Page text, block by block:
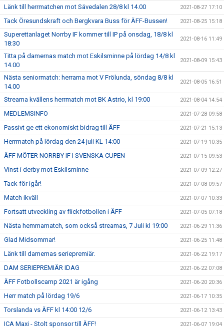
Länk till herrmatchen mot Sävedalen 28/8 kl 14.00 2021-08-27 17:10
Tack Öresundskraft och Bergkvara Buss för ÄFF-Bussen! 2021-08-25 15:18
Superettanlaget Norrby IF kommer till IP på onsdag, 18/8 kl
18:30
2021-08-16 11:49
Titta på damernas match mot Eskilsminne på lördag 14/8 kl
14.00
2021-08-09 15:43
Nästa seniormatch: herrarna mot V Frölunda, söndag 8/8 kl
14.00
2021-08-05 16:51
Streama kvällens herrmatch mot BK Astrio, kl 19:00 2021-08-04 14:54
MEDLEMSINFO 2021-07-28 09:58
Passivt ge ett ekonomiskt bidrag till ÄFF 2021-07-21 15:13
Herrmatch på lördag den 24 juli KL 14:00 2021-07-19 10:35
ÄFF MÖTER NORRBY IF I SVENSKA CUPEN 2021-07-15 09:53
Vinst i derby mot Eskilsminne 2021-07-09 12:27
Tack för igår! 2021-07-08 09:57
Match ikväll 2021-07-07 10:33
Fortsatt utveckling av flickfotbollen i ÄFF 2021-07-05 07:18
Nästa hemmamatch, som också streamas, 7 Juli kl 19:00 2021-06-29 11:36
Glad Midsommar! 2021-06-25 11:48
Länk till damernas seriepremiär. 2021-06-22 19:17
DAM SERIEPREMIÄR IDAG 2021-06-22 07:08
ÄFF Fotbollscamp 2021 är igång 2021-06-20 20:36
Herr match på lördag 19/6 2021-06-17 10:35
Torslanda vs ÄFF kl 14:00 12/6 2021-06-12 13:43
ICA Maxi - Stolt sponsor till ÄFF! 2021-06-07 19:04